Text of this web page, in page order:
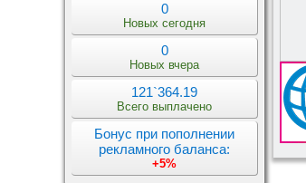
0
Новых сегодня
0
Новых вчера
121`364.19
Всего выплачено
Бонус при пополнении
рекламного баланса:
+5%